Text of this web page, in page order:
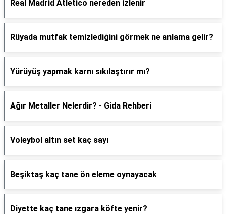
Real Madrid Atletico nereden izlenir
Rüyada mutfak temizlediğini görmek ne anlama gelir?
Yürüyüş yapmak karnı sıkılaştırır mı?
Ağır Metaller Nelerdir? - Gida Rehberi
Voleybol altın set kaç sayı
Beşiktaş kaç tane ön eleme oynayacak
Diyette kaç tane ızgara köfte yenir?